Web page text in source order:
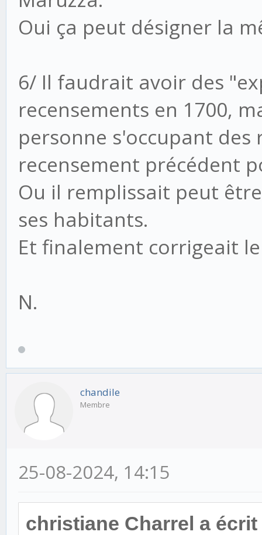
Oui ça peut désigner la
6/ Il faudrait avoir des
recensements en 1700,
personne s'occupant
recensement précédent
Ou il remplissait peut
ses habitants.
Et finalement corrigeait
N.
chandile
Membre
25-08-2024, 14:15
christiane Charrel a écrit